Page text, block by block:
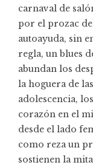
carnaval de
por el prozac
autoayuda, sin
regla, un blues
abundan los
la hoguera de
adolescencia,
corazón en el
desde el lado
como reza un
sostienen la